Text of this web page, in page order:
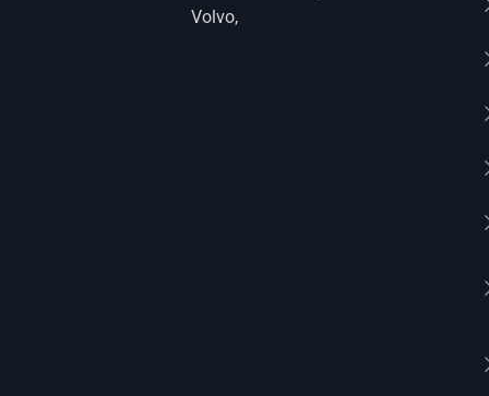
Volvo,